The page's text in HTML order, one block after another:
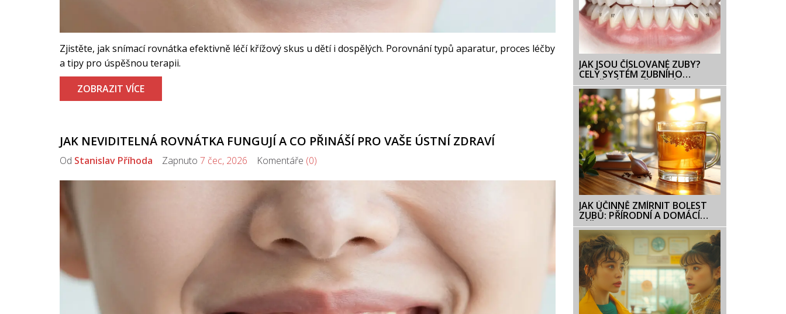
Zjistěte, jak snímací rovnátka efektivně léčí křížový skus u dětí i dospělých. Porovnání typů aparatur, proces léčby
a tipy pro úspěšnou terapii.
ZOBRAZIT VÍCE
JAK NEVIDITELNÁ ROVNÁTKA FUNGUJÍ A CO PŘINÁŠÍ PRO VAŠE ÚSTNÍ ZDRAVÍ
Od Stanislav Příhoda Zapnuto 7 čec, 2026 Komentáře (0)
JAK JSOU ČÍSLOVANÉ ZUBY?
CELÝ SYSTÉM ZUBNÍHO
ZNAČENÍ VYSVĚTLENÝ
JEDNODUŠE
JAK ÚČINNĚ ZMÍRNIT BOLEST
ZUBŮ: PŘÍRODNÍ A DOMÁCÍ
LÉČBA